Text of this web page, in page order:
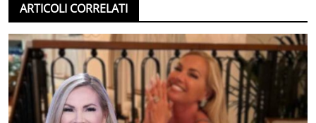
ARTICOLI CORRELATI